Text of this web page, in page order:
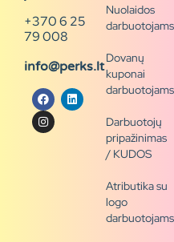
+370 6 25
79 008
info@perks.lt
Nuolaidos
darbuotojams
Dovanų
kuponai
darbuotojams
Darbuotojų
pripažinimas
/ KUDOS
Atributika su
logo
darbuotojams